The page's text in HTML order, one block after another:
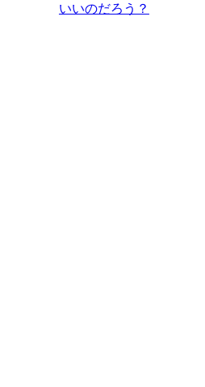
いいのだろう？